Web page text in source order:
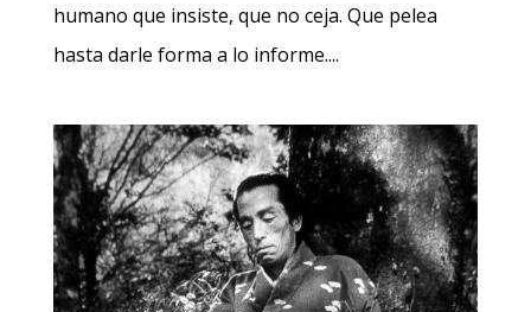
humano que insiste, que no ceja. Que pelea
hasta darle forma a lo informe....